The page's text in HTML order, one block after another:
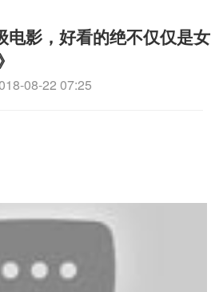
电影，好看的绝不仅仅是女
08-22 07:25